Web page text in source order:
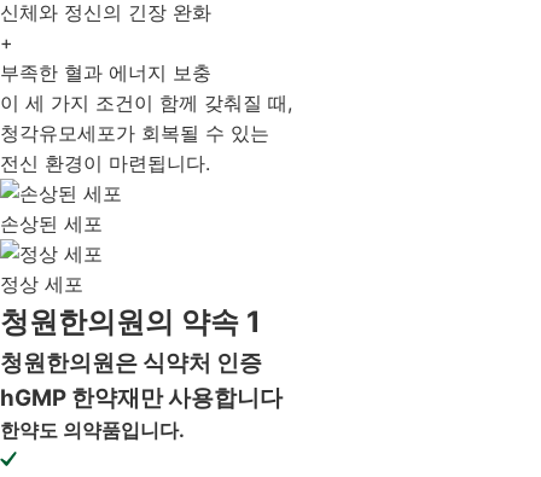
신체와 정신의 긴장 완화
+
부족한 혈과 에너지 보충
이 세 가지 조건이 함께 갖춰질 때,
청각유모세포가 회복될 수 있는
전신 환경이 마련됩니다.
손상된 세포
정상 세포
청원한의원의 약속 1
청원한의원은 식약처 인증
hGMP 한약재만 사용합니다
한약도 의약품입니다.